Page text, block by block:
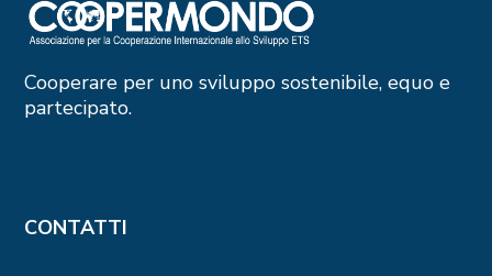
Cooperare per uno sviluppo sostenibile, equo e
partecipato.
CONTATTI